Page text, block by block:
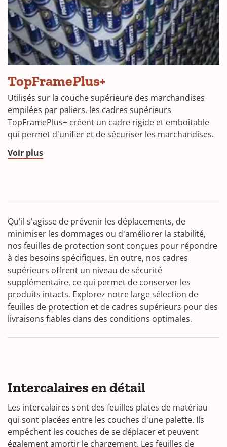
TopFramePlus+
Utilisés sur la couche supérieure des marchandises
empilées par paliers, les cadres supérieurs
TopFramePlus+ créent un cadre rigide et emboîtable
qui permet d'unifier et de sécuriser les marchandises.
Voir plus
Qu'il s'agisse de prévenir les déplacements, de
minimiser les dommages ou d'améliorer la stabilité,
nos feuilles de protection sont conçues pour répondre
à des besoins spécifiques. En outre, nos cadres
supérieurs offrent un niveau de sécurité
supplémentaire, ce qui permet de conserver les
produits intacts. Explorez notre large sélection de
feuilles de protection et de cadres supérieurs pour des
livraisons fiables dans des conditions optimales.
Intercalaires en détail
Les intercalaires sont des feuilles plates de matériau
qui sont placées entre les couches d'une palette. Ils
empêchent les couches de se déplacer et peuvent
également amortir le chargement. Les feuilles de